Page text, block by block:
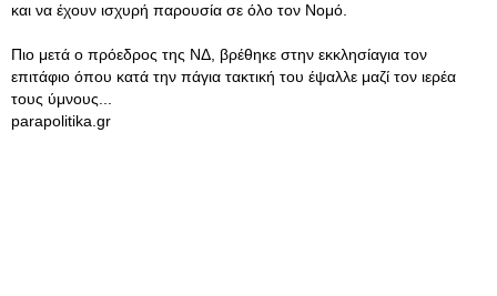
και να έχουν ισχυρή παρουσία σε όλο τον Νομό.
Πιο μετά ο πρόεδρος της ΝΔ, βρέθηκε στην εκκλησίαγια τον
επιτάφιο όπου κατά την πάγια τακτική του έψαλλε μαζί τον ιερέα
τους ύμνους...
parapolitika.gr